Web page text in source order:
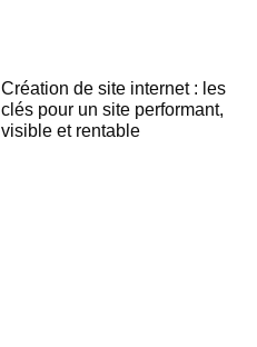
Création de site internet : les
clés pour un site performant,
visible et rentable